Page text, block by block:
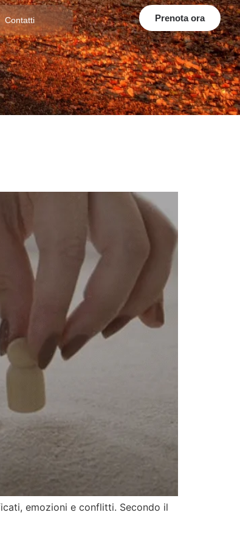
Contatti Prenota ora
emozioni e conflitti. Secondo il